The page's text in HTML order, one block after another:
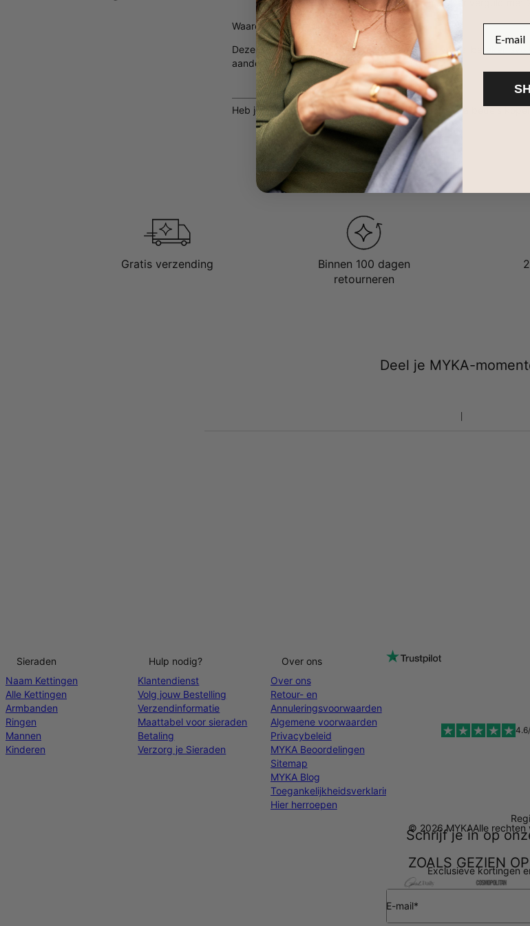
Waarom hij er dol op zal zijn:
Deze is heeft alles: mannelijk, aantrekkelijk en vooral
aandenken waar hij graag mee zal pronken.
Heb je al een ketting / armband en wil je graag extra bedels
Gratis verzending
Binnen 100 dagen
retourneren
Deel je MYKA-
ZOALS GEZIEN OP
Schrijf je in op
Exclusieve kortingen
E-mail*
Sieraden
Naam Kettingen
Alle Kettingen
Armbanden
Ringen
Mannen
Kinderen
Hulp nodig?
Klantendienst
Volg jouw Bestelling
Verzendinformatie
Maattabel voor sieraden
Betaling
Verzorg je Sieraden
Over ons
Over ons
Retour- en
Annuleringsvoorwaarden
Algemene voorwaarden
Privacybeleid
MYKA Beoordelingen
Sitemap
MYKA Blog
Toegankelijkheidsverklaring
Hier herroepen
© 2026 MYKAAlle rechten